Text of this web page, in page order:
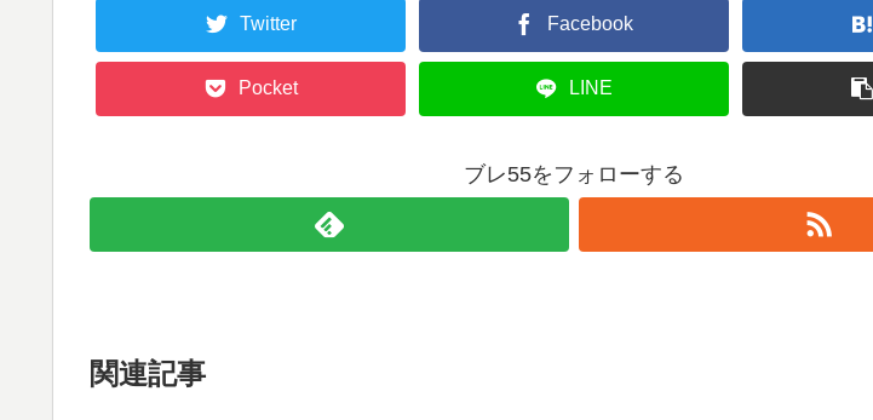
Twitter Facebook
Pocket LINE
ブレ55をフォローする
関連記事